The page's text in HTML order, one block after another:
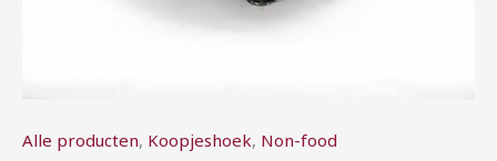
Alle producten, Koopjeshoek, Non-food